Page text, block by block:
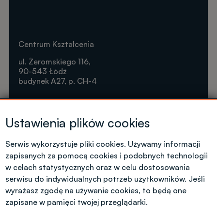
Kontakt dla kandydatów z polskim
obywatelstwem
Centrum Kształcenia
ul. Żeromskiego 116,
90-543 Łódź
budynek A27, p. CH-4
Tel. +48 42 631 23 14
microcredentials@info.p.lodz.pl
Ustawienia plików cookies
Serwis wykorzystuje pliki cookies. Używamy informacji
zapisanych za pomocą cookies i podobnych technologii
w celach statystycznych oraz w celu dostosowania
serwisu do indywidualnych potrzeb użytkowników. Jeśli
wyrażasz zgodę na używanie cookies, to będą one
zapisane w pamięci twojej przeglądarki.